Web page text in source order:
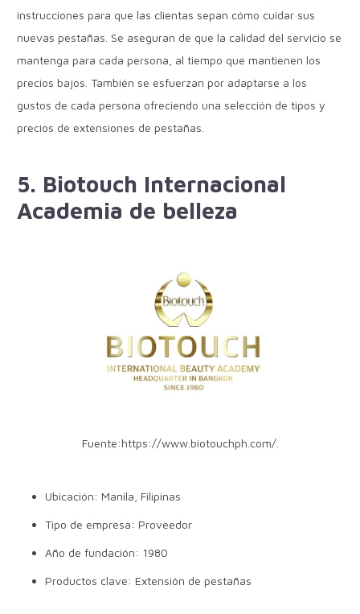
instrucciones para que las clientas sepan cómo cuidar sus
nuevas pestañas. Se aseguran de que la calidad del servicio se
mantenga para cada persona, al tiempo que mantienen los
precios bajos. También se esfuerzan por adaptarse a los
gustos de cada persona ofreciendo una selección de tipos y
precios de extensiones de pestañas.
5. Biotouch Internacional
Academia de belleza
Fuente:https://www.biotouchph.com/.
Ubicación: Manila, Filipinas
Tipo de empresa: Proveedor
Año de fundación: 1980
Productos clave: Extensión de pestañas